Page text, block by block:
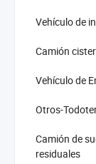
Vehículo de
Camión
Vehículo de
Otros-
Camión de
residuales